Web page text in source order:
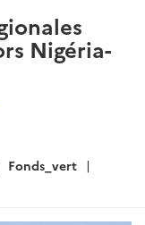
Nigéria-
Fonds_vert